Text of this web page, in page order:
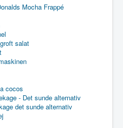
Mocha Frappé
salat
cocos
- Det sunde alternativ
det sunde alternativ